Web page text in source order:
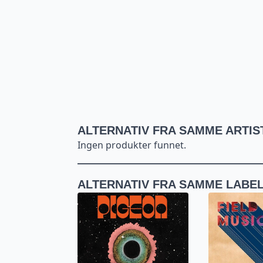
ALTERNATIV FRA SAMME
Ingen produkter funnet.
ALTERNATIV FRA SAMME